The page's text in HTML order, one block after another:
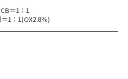
＝1：1
1：1(OX2.8％)